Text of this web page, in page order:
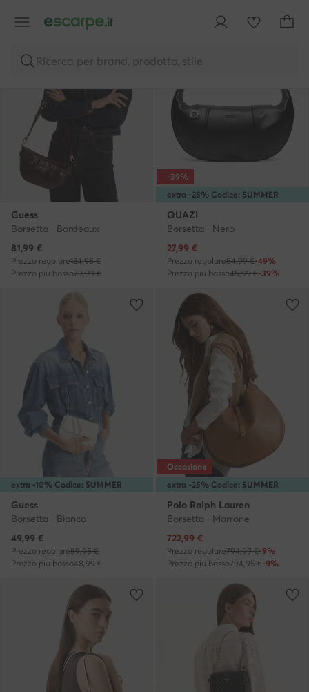
Ricerca per brand, prodotto, stile
Guess
Borsetta · Bordeaux
Prezzo attuale
81,99 €
Prezzo regolare134,95 €
Prezzo più basso79,99 €
extra -25% Codice: SUMMER
-39%
QUAZI
Borsetta · Nero
Prezzo attuale
27,99 €
Prezzo regolare54,99 €-49%
Prezzo più basso45,99 €-39%
extra -10% Codice: SUMMER
Guess
Borsetta · Bianco
Prezzo attuale
49,99 €
Prezzo regolare59,95 €
Prezzo più basso48,99 €
extra -25% Codice: SUMMER
Occasione
Polo Ralph Lauren
Borsetta · Marrone
Prezzo attuale
722,99 €
Prezzo regolare794,99 €-9%
Prezzo più basso794,95 €-9%